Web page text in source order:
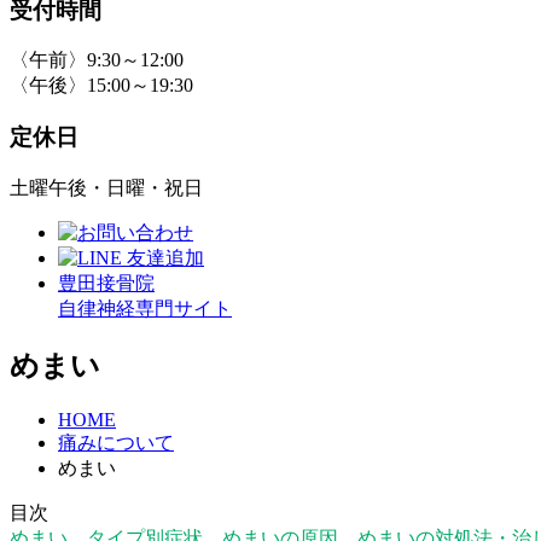
受付時間
〈午前〉9:30～12:00
〈午後〉15:00～19:30
定休日
土曜午後・日曜・祝日
豊田接骨院
自律神経専門サイト
めまい
HOME
痛みについて
めまい
目次